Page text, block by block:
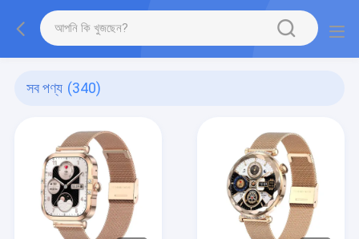
সব পণ্য (340)